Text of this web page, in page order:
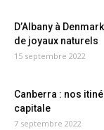
D’Albany à
de joyaux naturels
15 septembre 2022
Canberra : nos
capitale
7 septembre 2022